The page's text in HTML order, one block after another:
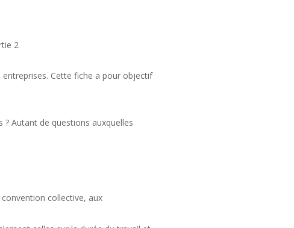
2
Cette fiche a pour objectif
Autant de questions auxquelles
collective, aux